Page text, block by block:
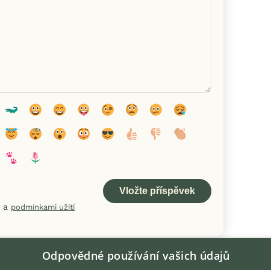
a podmínkami užití
Odpovědné používání vašich údajů